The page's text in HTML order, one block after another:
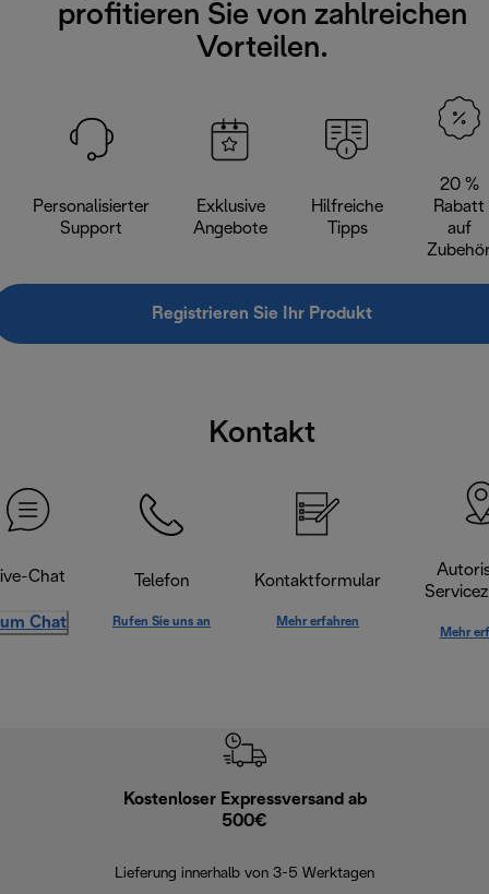
profitieren Sie von zahlreichen
Vorteilen.
Personalisierter
Support
Exklusive
Angebote
Hilfreiche
Tipps
20 %
Rabatt
auf
Registrieren Sie Ihr Produkt
Kontakt
Chat
Chat
Telefon
Rufen Sie uns an
Kontaktformular
Mehr erfahren
Mehr
Kostenloser Expressversand ab
500€
Lieferung innerhalb von 3-5 Werktagen